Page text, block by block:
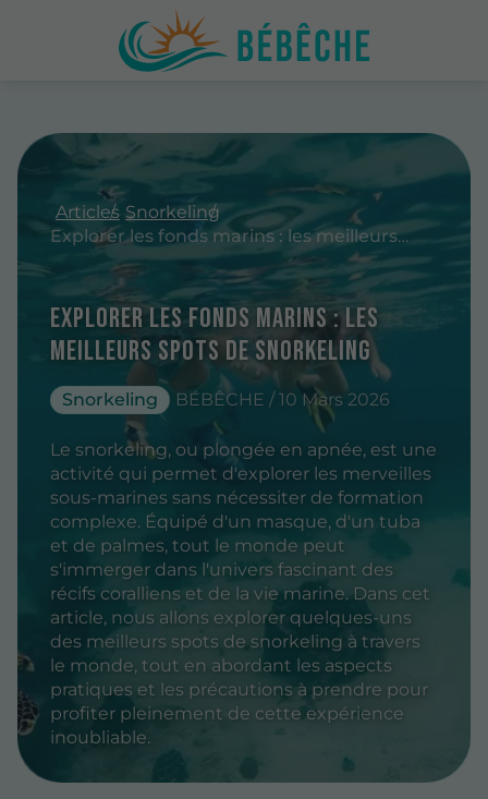
Articles Snorkeling
Explorer les fonds marins : les meilleurs spots de snorkeling
Explorer les fonds marins : les
meilleurs spots de snorkeling
Snorkeling BÉBÊCHE / 10 Mars 2026
Le snorkeling, ou plongée en apnée, est une
activité qui permet d'explorer les merveilles
sous-marines sans nécessiter de formation
complexe. Équipé d'un masque, d'un tuba
et de palmes, tout le monde peut
s'immerger dans l'univers fascinant des
récifs coralliens et de la vie marine. Dans cet
article, nous allons explorer quelques-uns
des meilleurs spots de snorkeling à travers
le monde, tout en abordant les aspects
pratiques et les précautions à prendre pour
profiter pleinement de cette expérience
inoubliable.